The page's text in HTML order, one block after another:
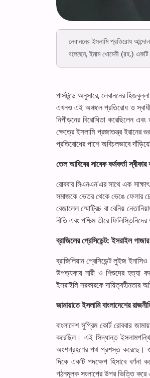
লেবাননের ইসলামি প্রতিরোধ
বলেছেন, ইমাম খোমেনী (রহ.) একটি
পার্সটুডে অনুসারে, লেবাননের
এখনও এই অঞ্চলে প্রতিরোধ ও
নিপীড়নের বিরোধিতা করেছিলেন
ক্ষেত্রে ইসলামি প্রজাতন্ত্র
প্রতিরোধের পাশে অবিচলভাবে
তেল আবিবের সাবেক কর্মকর্তা
রোববার সিএনএন'এর সাথে এক
সমাজকে ভেতর থেকে ভেঙে ফেলার
বেজালেল স্মোট্রিচ বা বেনিয়
নীতি এবং পশ্চিম তীরে
ব্রাজিলের প্রেসিডেন্ট: ইসরাইল
ব্রাজিলিয়ান প্রেসিডেন্ট লুইজ
উপত্যকায় নারী ও শিশুদের হত্যা
ইসরাইলি সরকারকে দায়িত্বহীনতার
জামায়াতে ইসলামি বাংলাদেশের
বাংলাদেশ সুপ্রিম কোর্ট রোববার
করেছিল। এই সিদ্ধান্ত
অংশগ্রহণের পথ প্রশস্ত করেছে।
দিকে একটি পদক্ষেপ হিসাবে বর্ণনা
গঠনমূলক সংলাপের উপর ভিত্তি করে